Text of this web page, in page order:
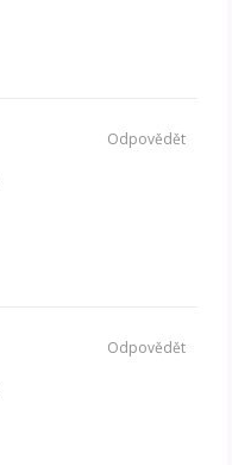
Odpovědět
Odpovědět